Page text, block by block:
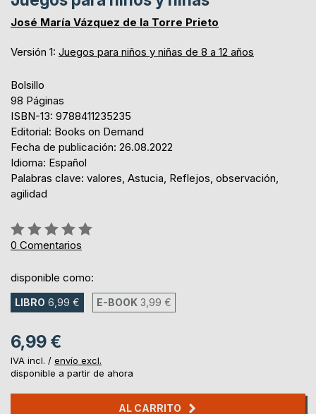
José María Vázquez de la Torre Prieto
Versión 1: Juegos para niños y niñas de 8 a 12 años
Bolsillo
98 Páginas
ISBN-13: 9788411235235
Editorial: Books on Demand
Fecha de publicación: 26.08.2022
Idioma: Español
Palabras clave: valores, Astucia, Reflejos, observación,
agilidad
Rating:
0%
0 Comentarios
disponible como:
LIBRO 6,99 € E-BOOK 3,99 €
6,99 €
IVA incl. / envío excl.
disponible a partir de ahora
AL CARRITO